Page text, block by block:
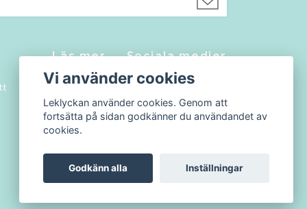
Läs mer
Kontakt
Köpvillkor
Blogg
Sociala medier
Facebook
Instagram
Vi använder cookies
Leklyckan använder cookies. Genom att
fortsätta på sidan godkänner du användandet av
cookies.
Godkänn alla Inställningar